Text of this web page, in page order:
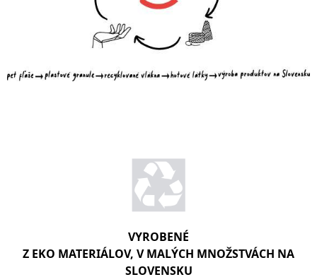
VYROBENÉ
Z EKO MATERIÁLOV, V MALÝCH MNOŽSTVÁCH NA
SLOVENSKU